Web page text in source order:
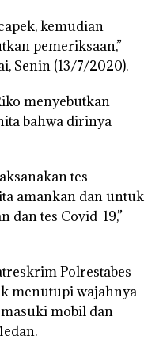
kemudian
pemeriksaan,”
Senin (13/7/2020).
menyebutkan
bahwa dirinya
tes
amankan dan untuk
dan tes Covid-19,”
Polrestabes
menutupi wajahnya
mobil dan